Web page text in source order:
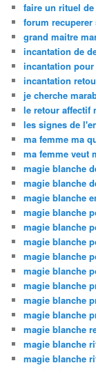
faire un rituel
forum recuperer
grand maitre
incantation de
incantation
incantation
je cherche
le retour affectif
les signes de
ma femme ma
ma femme veut
magie blanche
magie blanche
magie blanche
magie blanche
magie blanche
magie blanche
magie blanche
magie blanche
magie blanche
magie blanche
magie blanche
magie blanche
magie blanche
magie blanche